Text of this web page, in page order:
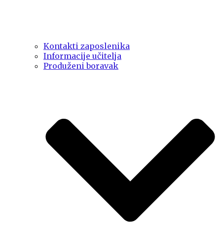
Kontakti zaposlenika
Informacije učitelja
Produženi boravak